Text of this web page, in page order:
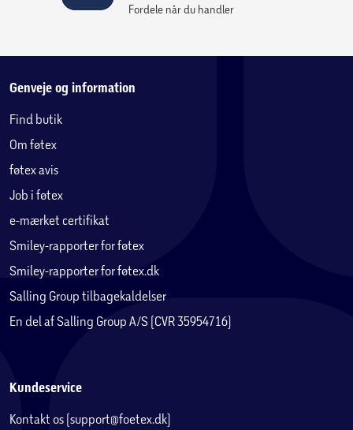
Fordele når du handler
Genveje og information
Find butik
Om føtex
føtex avis
Job i føtex
e-mærket certifikat
Smiley-rapporter for føtex
Smiley-rapporter for føtex.dk
Salling Group tilbagekaldelser
En del af Salling Group A/S (CVR 35954716)
Kundeservice
Kontakt os (support@foetex.dk)